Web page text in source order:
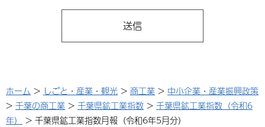
ホーム > しごと・産業・観光 > 商工業 > 中小企業・産業振興政策
> 千葉の商工業 > 千葉県鉱工業指数 > 千葉県鉱工業指数（令和6
年）
> 千葉県鉱工業指数月報（令和6年5月分）